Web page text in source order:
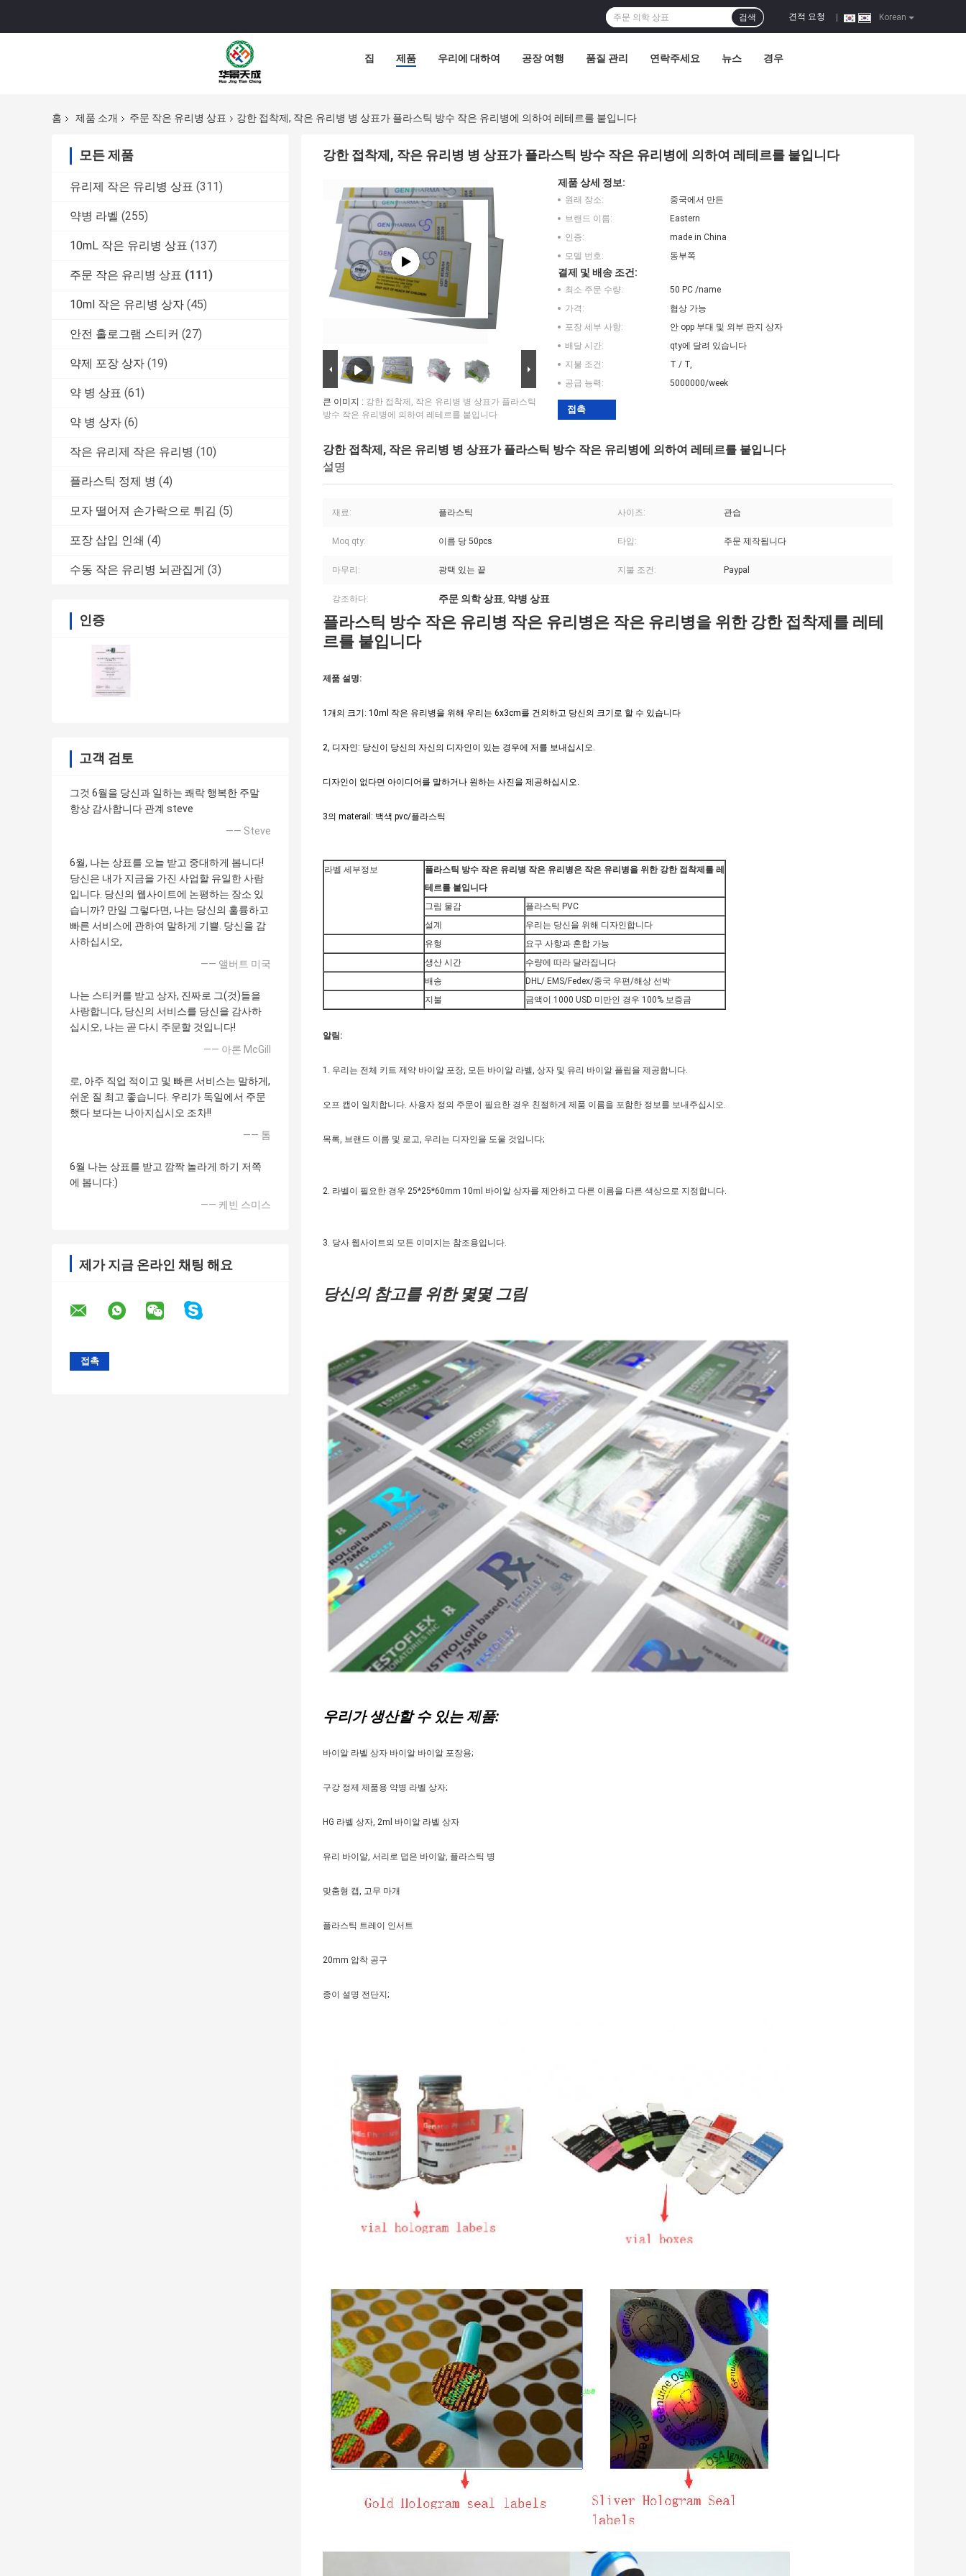
Korean
견적 요청
검색
집 제품 우리에 대하여 공장 여행 품질 관리 연락주세요 뉴스 경우
홈 제품 소개 주문 작은 유리병 상표 강한 접착제, 작은 유리병 병 상표가 플라스틱 방수 작은 유리병에 의하여 레테르를 붙입니다
모든 제품
유리제 작은 유리병 상표 (311)
약병 라벨 (255)
10mL 작은 유리병 상표 (137)
주문 작은 유리병 상표 (111)
10ml 작은 유리병 상자 (45)
안전 홀로그램 스티커 (27)
약제 포장 상자 (19)
약 병 상표 (61)
약 병 상자 (6)
작은 유리제 작은 유리병 (10)
플라스틱 정제 병 (4)
모자 떨어져 손가락으로 튀김 (5)
포장 삽입 인쇄 (4)
수동 작은 유리병 뇌관집게 (3)
인증
고객 검토
그것 6월을 당신과 일하는 쾌락 행복한 주말
항상 감사합니다 관계 steve
—— Steve
6월, 나는 상표를 오늘 받고 중대하게 봅니다!
당신은 내가 지금을 가진 사업할 유일한 사람
입니다. 당신의 웹사이트에 논평하는 장소 있
습니까? 만일 그렇다면, 나는 당신의 훌륭하고
빠른 서비스에 관하여 말하게 기쁠. 당신을 감
사하십시오,
—— 앨버트 미국
나는 스티커를 받고 상자, 진짜로 그(것)들을
사랑합니다, 당신의 서비스를 당신을 감사하
십시오, 나는 곧 다시 주문할 것입니다!
—— 아론 McGill
로, 아주 직업 적이고 및 빠른 서비스는 말하게,
쉬운 질 최고 좋습니다. 우리가 독일에서 주문
했다 보다는 나아지십시오 조차!!
—— 톰
6월 나는 상표를 받고 깜짝 놀라게 하기 저쪽
에 봅니다:)
—— 케빈 스미스
제가 지금 온라인 채팅 해요
강한 접착제, 작은 유리병 병 상표가 플라스틱 방수 작은 유리병에 의하여 레테르를 붙입니다
큰 이미지 : 강한 접착제, 작은 유리병 병 상표가 플라스틱
방수 작은 유리병에 의하여 레테르를 붙입니다
제품 상세 정보:
원래 장소:
중국에서 만든
브랜드 이름:
Eastern
인증:
made in China
모델 번호:
동부쪽
결제 및 배송 조건:
최소 주문 수량:
50 PC /name
가격:
협상 가능
포장 세부 사항:
안 opp 부대 및 외부 판지 상자
배달 시간:
qty에 달려 있습니다
지불 조건:
T / T,
공급 능력:
5000000/week
접촉
강한 접착제, 작은 유리병 병 상표가 플라스틱 방수 작은 유리병에 의하여 레테르를 붙입니다
설명
재료: 플라스틱 사이즈: 관습
Moq qty: 이름 당 50pcs 타입: 주문 제작됩니다
마무리: 광택 있는 끝 지불 조건: Paypal
강조하다: 주문 의학 상표, 약병 상표
플라스틱 방수 작은 유리병 작은 유리병은 작은 유리병을 위한 강한 접착제를 레테
르를 붙입니다
제품 설명:
1개의 크기: 10ml 작은 유리병을 위해 우리는 6x3cm를 건의하고 당신의 크기로 할 수 있습니다
2, 디자인: 당신이 당신의 자신의 디자인이 있는 경우에 저를 보내십시오.
디자인이 없다면 아이디어를 말하거나 원하는 사진을 제공하십시오.
3의 materail: 백색 pvc/플라스틱
라벨 세부정보
플라스틱 방수 작은 유리병 작은 유리병은 작은 유리병을 위한 강한 접착제를 레
테르를 붙입니다
그림 물감
플라스틱 PVC
설계
우리는 당신을 위해 디자인합니다
유형
요구 사항과 혼합 가능
생산 시간
수량에 따라 달라집니다
배송
DHL/ EMS/Fedex/중국 우편/해상 선박
지불
금액이 1000 USD 미만인 경우 100% 보증금
알림:
1. 우리는 전체 키트 제약 바이알 포장, 모든 바이알 라벨, 상자 및 유리 바이알 플립을 제공합니다.
오프 캡이 일치합니다. 사용자 정의 주문이 필요한 경우 친절하게 제품 이름을 포함한 정보를 보내주십시오.
목록, 브랜드 이름 및 로고, 우리는 디자인을 도울 것입니다;
2. 라벨이 필요한 경우 25*25*60mm 10ml 바이알 상자를 제안하고 다른 이름을 다른 색상으로 지정합니다.
3. 당사 웹사이트의 모든 이미지는 참조용입니다.
당신의 참고를 위한 몇몇 그림
우리가 생산할 수 있는 제품:
바이알 라벨 상자 바이알 바이알 포장용;
구강 정제 제품용 약병 라벨 상자;
HG 라벨 상자, 2ml 바이알 라벨 상자
유리 바이알, 서리로 덥은 바이알, 플라스틱 병
맞춤형 캡, 고무 마개
플라스틱 트레이 인서트
20mm 압착 공구
종이 설명 전단지;